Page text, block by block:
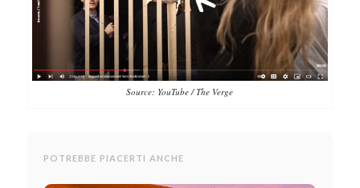
Source: YouTube / The Verge
POTREBBE PIACERTI ANCHE